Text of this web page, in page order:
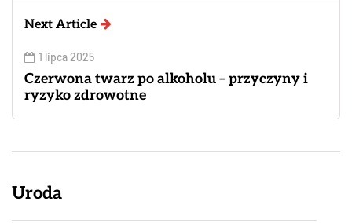
Next Article
1 lipca 2025
Czerwona twarz po alkoholu – przyczyny i
ryzyko zdrowotne
Uroda